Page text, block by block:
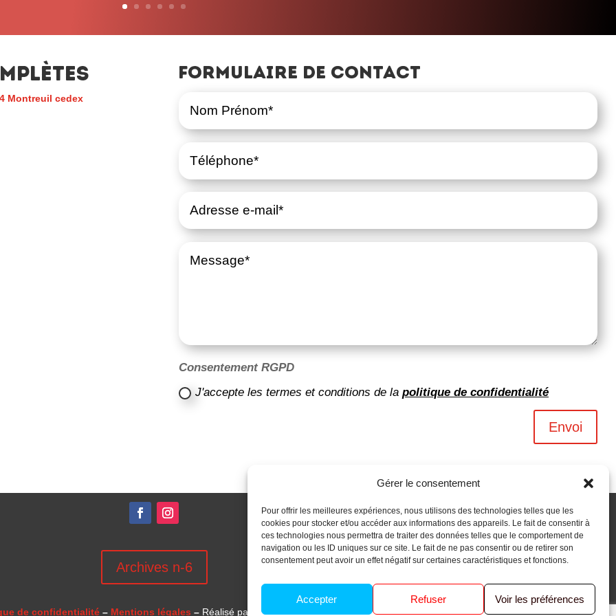
Gérer le consentement
Pour offrir les meilleures expériences, nous utilisons des technologies telles que les
cookies pour stocker et/ou accéder aux informations des appareils. Le fait de consentir à
ces technologies nous permettra de traiter des données telles que le comportement de
navigation ou les ID uniques sur ce site. Le fait de ne pas consentir ou de retirer son
consentement peut avoir un effet négatif sur certaines caractéristiques et fonctions.
Accepter Refuser Voir les préférences
Montreuil cedex
Formulaire de contact
Consentement RGPD
J'accepte les termes et conditions de la politique de confidentialité
Envoi
Archives n-6
de confidentialité– Mentions légales – Réalisé par l’agence Ouacom